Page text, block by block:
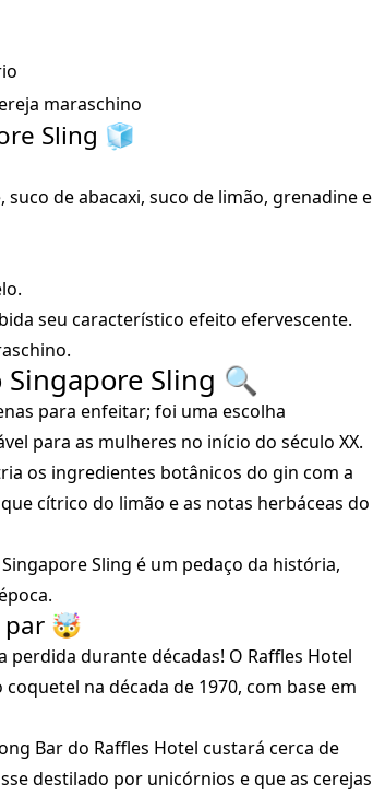
maraschino
Sling 🧊
de abacaxi, suco de limão, grenadine e
seu característico efeito efervescente.
Sling 🔍
para enfeitar; foi uma escolha
para as mulheres no início do século XX.
os ingredientes botânicos do gin com a
cítrico do limão e as notas herbáceas do
Sling é um pedaço da história,
par 🤯
perdida durante décadas! O Raffles Hotel
na década de 1970, com base em
Bar do Raffles Hotel custará cerca de
destilado por unicórnios e que as cerejas